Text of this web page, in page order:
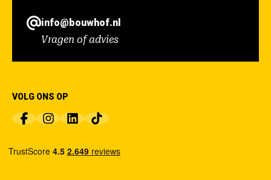
info@bouwhof.nl
Vragen of advies
VOLG ONS OP